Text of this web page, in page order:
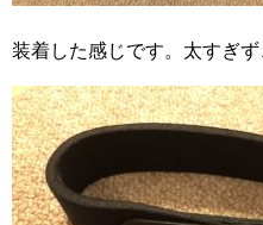
装着した感じです。太すぎず